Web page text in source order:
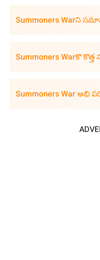
Summoners Warని
Summoners Warకొ కొత్త
Summoners War